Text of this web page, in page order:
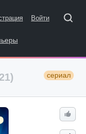
Войти
сериал